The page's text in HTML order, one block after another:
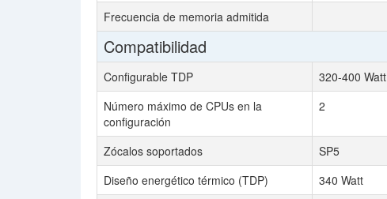
Frecuencia de memoria admitida
Compatibilidad
Configurable TDP
320-400 Watt
Número máximo de CPUs en la
configuración
2
Zócalos soportados SP5
Diseño energético térmico (TDP)
340 Watt